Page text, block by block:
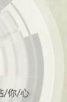
医院介绍